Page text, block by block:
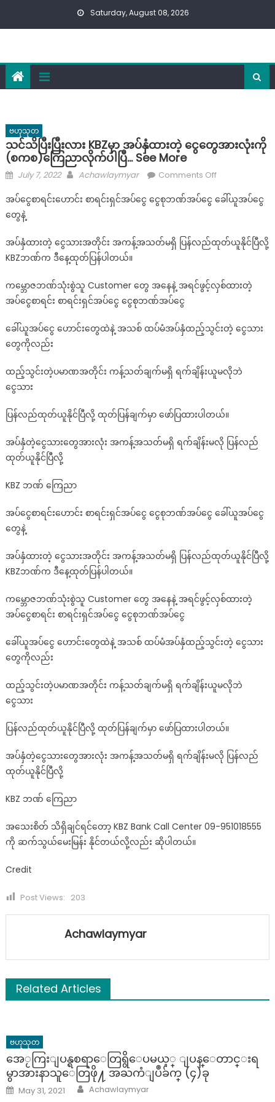
Saturday, August 08, 2026
ဗဟုသုတ
သင်သိပြီးပြီးလား KBZမှာ အပ်နှံထားတဲ့ ငွေတွေအားလုံးကို
(စကစ)ကြေညာလိုက်ပါပြီ… See More
Posted
July 7, 2022 Author
Achawlaymyar Comments Offon
သိ
လား
ထား
တွေ
(စကစ)ကြေညာ
See
အပ်ငွေစာရင်းဟောင်း စာရင်းရှင်အပ်ငွေ​ ငွေစုဘဏ်အပ်ငွေ ခေါ်ယူအပ်ငွေ
တွေနဲ့
အပ်နှံထားတဲ့ ငွေသားအတိုင်း အကန့်အသတ်မရှိ ပြန်လည်ထုတ်ယူနိုင်ပြီလို့
KBZဘဏ်က ဒီနေ့ထုတ်ပြန်ပါတယ်။
ကမ္ဘောဇဘဏ်သုံးစွဲသူ Customer တွေ အနေနဲ့ အရင်ဖွင့်လှစ်ထားတဲ့
အပ်ငွေစာရင်း စာရင်းရှင်အပ်ငွေ​ ငွေစုဘဏ်အပ်ငွေ
ခေါ်ယူအပ်ငွေ ဟောင်းတွေထဲနဲ့ အသစ် ထပ်မံအပ်နှံထည့်သွင်းတဲ့ ငွေသား
တွေကိုလည်း
ထည့်သွင်းတဲ့ပမာဏအတိုင်း ကန့်သတ်ချက်မရှိ ရက်ချိန်းယူမလိုဘဲ
ငွေသား
ပြန်လည်ထုတ်ယူနိုင်ပြီလို့ ထုတ်ပြန်ချက်မှာ ဖော်ပြထားပါတယ်။
အပ်နှံ​တဲ့ငွေသားတွေအားလုံး အကန့်အသတ်မရှိ ရက်ချိန်းမလို ပြန်လည်
ထုတ်ယူနိုင်ပြီလို့
KBZ ဘဏ် ကြေညာ
အပ်ငွေစာရင်းဟောင်း စာရင်းရှင်အပ်ငွေ​ ငွေစုဘဏ်အပ်ငွေ ခေါ်ယူအပ်ငွေ
တွေနဲ့
အပ်နှံထားတဲ့ ငွေသားအတိုင်း အကန့်အသတ်မရှိ ပြန်လည်ထုတ်ယူနိုင်ပြီလို့
KBZဘဏ်က ဒီနေ့ထုတ်ပြန်ပါတယ်။
ကမ္ဘောဇဘဏ်သုံးစွဲသူ Customer တွေ အနေနဲ့ အရင်ဖွင့်လှစ်ထားတဲ့
အပ်ငွေစာရင်း စာရင်းရှင်အပ်ငွေ​ ငွေစုဘဏ်အပ်ငွေ
ခေါ်ယူအပ်ငွေ ဟောင်းတွေထဲနဲ့ အသစ် ထပ်မံအပ်နှံထည့်သွင်းတဲ့ ငွေသား
တွေကိုလည်း
ထည့်သွင်းတဲ့ပမာဏအတိုင်း ကန့်သတ်ချက်မရှိ ရက်ချိန်းယူမလိုဘဲ
ငွေသား
ပြန်လည်ထုတ်ယူနိုင်ပြီလို့ ထုတ်ပြန်ချက်မှာ ဖော်ပြထားပါတယ်။
အပ်နှံ​တဲ့ငွေသားတွေအားလုံး အကန့်အသတ်မရှိ ရက်ချိန်းမလို ပြန်လည်
ထုတ်ယူနိုင်ပြီလို့
KBZ ဘဏ် ကြေညာ
အသေးစိတ် သိရှိချင်ရင်တော့ KBZ Bank Call Center 09-951018555
ကို ဆက်သွယ်မေးမြန်း နိုင်​တယ်လို့လည်း ဆိုပါတယ်။
Credit
Post Views: 203
Achawlaymyar
Related Articles
ဗဟုသုတ
အေႂကြးျပန္ရစရာေတြရွိေပမယ့္ ျပန္ေတာင္းရ
မွာအားနာသူေတြဖို႔ အႀကံျပဳခ်က္ (၄)ခု
Posted
on
May 31, 2021 Author
Achawlaymyar